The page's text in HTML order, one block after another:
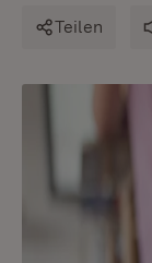
Teilen